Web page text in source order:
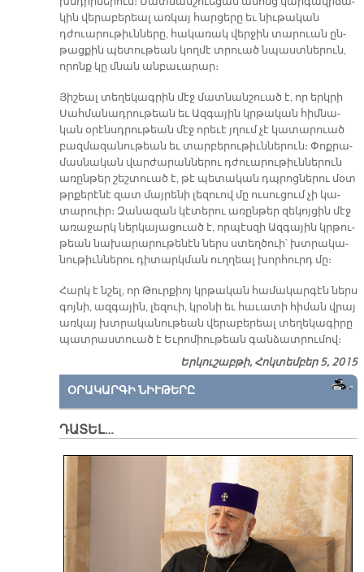
կին վե­րա­բե­րեալ առ­կայ հար­ցե­րը եւ նիւ­թա­կան
դժուա­րու­թիւն­նե­րը, հա­կա­ռակ վեր­ջին տա­րուան ըն­
թաց­քին պե­տու­թեան կող­մէ տրուած նպաստ­նե­րուն,
ո­րոնք կը մնան ան­բա­ւա­րար։
Յի­շեալ տե­ղե­կագ­րին մէջ մատ­նան­շուած է, որ երկ­րի
Սահ­մա­նադ­րու­թեան եւ Ազ­գա­յին կրթա­կան հիմ­նա­
կան օ­րէնսդ­րու­թեան մէջ ո­րե­ւէ յղում չէ կա­տա­րուած
բազ­մա­զա­նու­թեան եւ տար­բե­րու­թիւն­նե­րուն։ Փոք­րա­
մաս­նա­կան վար­ժա­րան­նե­րու դժուա­րու­թիւն­նե­րուն
ա­ռըն­թեր շեշ­տուած է, թէ պե­տա­կան դպրոց­նե­րու մօտ
թրքե­րէ­նէ զատ մայ­րե­նի լե­զուով մը ու­սու­ցում չի կա­
տա­րուիր։ Զա­նա­զան կէ­տե­րու ա­ռըն­թեր զե­կոյ­ցին մէջ
ա­ռա­ջարկ ներ­կա­յա­ցուած է, որ­պէս­զի Ազ­գա­յին կրթու­
թեան նա­խա­րա­րու­թե­նէն ներս ստեղ­ծուի՝ խտրա­կա­
նու­թիւն­նե­րու դի­տարկ­ման ուղ­ղեալ խոր­հուրդ մը։
Հարկ է նշել, որ Թուր­քիոյ կրթա­կան հա­մա­կար­գէն ներս
գոյ­նի, ազ­գա­յին, լե­զուի, կրօ­նի եւ հա­ւա­տի հի­ման վրայ
առ­կայ խտրա­կա­նու­թեան վե­րա­բե­րեալ տե­ղե­կա­գի­րը
պատ­րաս­տուած է Եւ­րո­միու­թեան գան­ձատ­րու­մով։
Երկուշաբթի, Հոկտեմբեր 5, 2015
ՕՐԱԿԱՐԳԻ ՆԻՒԹԵՐԸ
ԴԱՏԵԼ…